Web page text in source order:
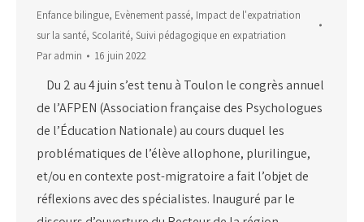
Enfance bilingue, Evènement passé, Impact de l'expatriation
sur la santé, Scolarité, Suivi pédagogique en expatriation
Paradmin 16 juin 2022
Du 2 au 4 juin s’est tenu à Toulon le congrès annuel
de l’AFPEN (Association française des Psychologues
de l’Éducation Nationale) au cours duquel les
problématiques de l’élève allophone, plurilingue,
et/ou en contexte post-migratoire a fait l’objet de
réflexions avec des spécialistes. Inauguré par le